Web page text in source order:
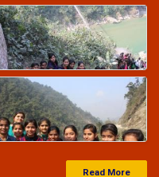
Inter college
2024
Exam Result 24-03-2024
Read More